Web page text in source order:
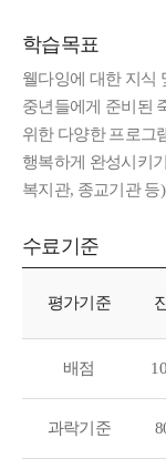
학습목표
웰다잉에 대한 지식
중년들에게 준비된
위한 다양한 프로그
행복하게 완성시키
복지관, 종교기관 등
수료기준
평가기준
배점
과락기준